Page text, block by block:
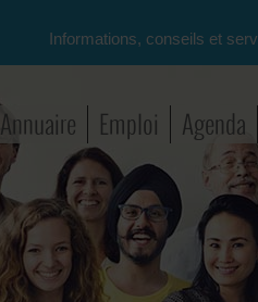
Informations, conseils et
Annuaire Emploi Agenda